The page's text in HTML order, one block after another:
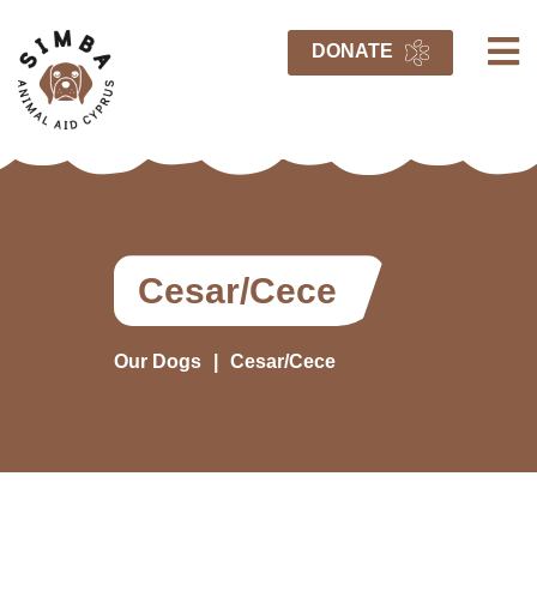
DONATE
Cesar/Cece
Our Dogs Cesar/Cece